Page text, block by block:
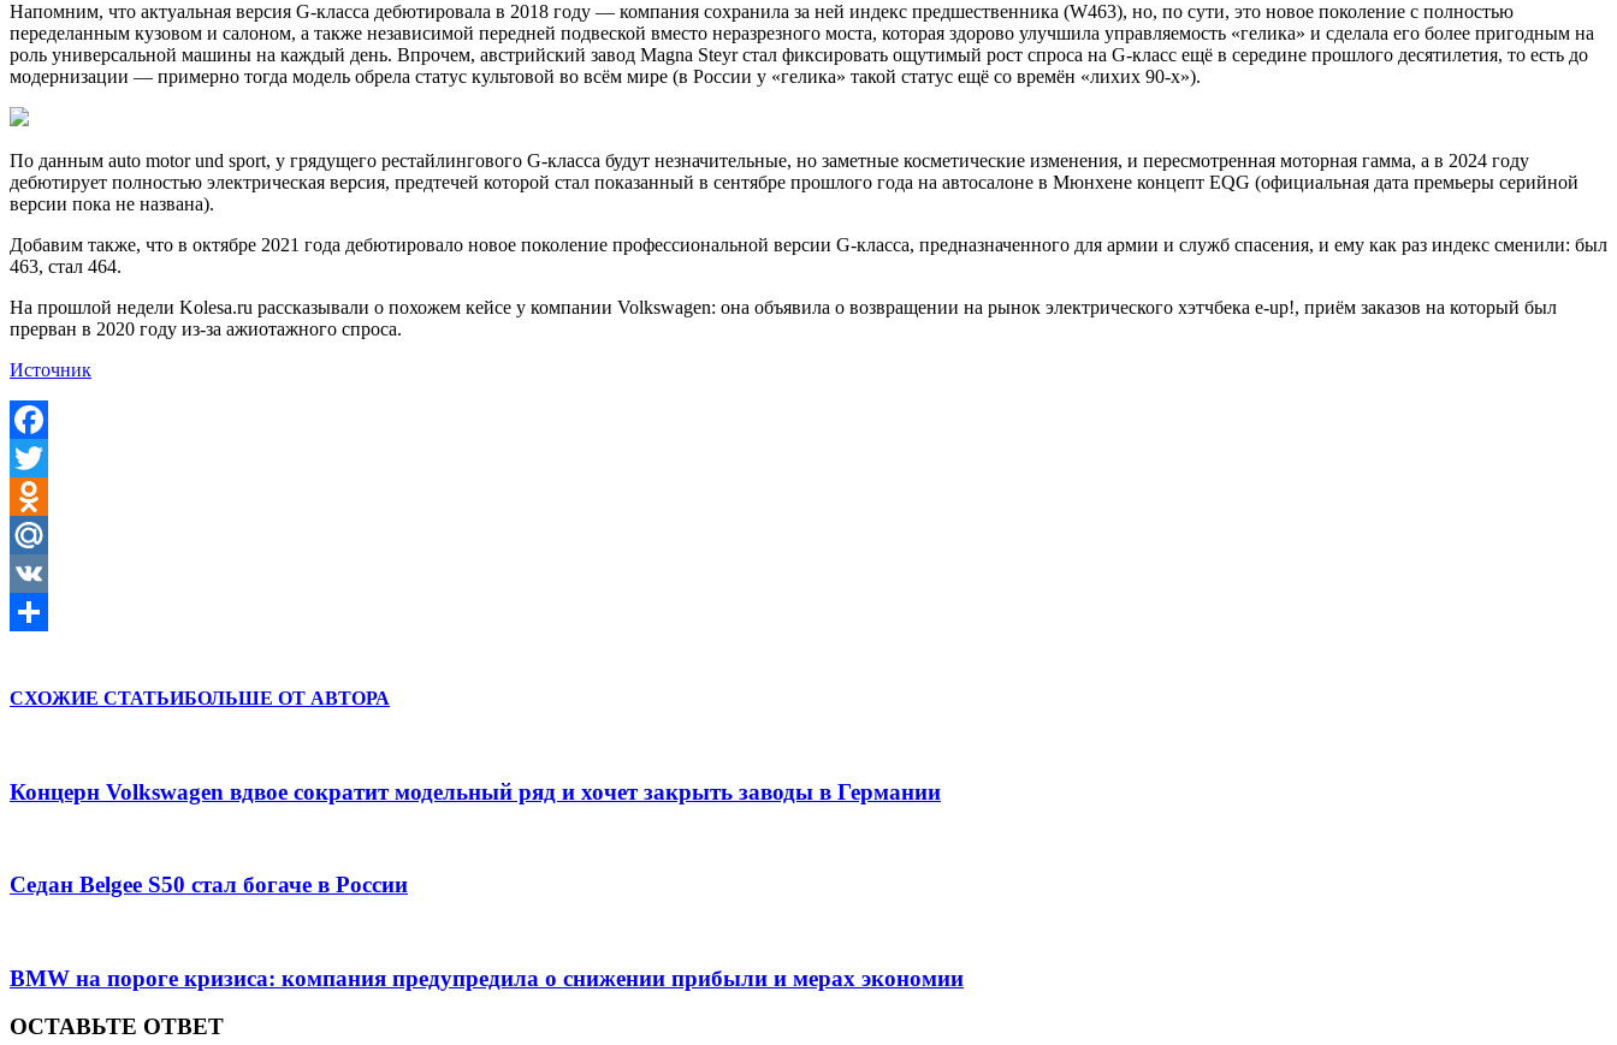
Напомним, что актуальная версия G-класса дебютировала в 2018 году — компания сохранила за ней индекс предшественника (W463), но, по сути, это новое поколение с полностью
переделанным кузовом и салоном, а также независимой передней подвеской вместо неразрезного моста, которая здорово улучшила управляемость «гелика» и сделала его более пригодным на
роль универсальной машины на каждый день. Впрочем, австрийский завод Magna Steyr стал фиксировать ощутимый рост спроса на G-класс ещё в середине прошлого десятилетия, то есть до
модернизации — примерно тогда модель обрела статус культовой во всём мире (в России у «гелика» такой статус ещё со времён «лихих 90-х»).
По данным auto motor und sport, у грядущего рестайлингового G-класса будут незначительные, но заметные косметические изменения, и пересмотренная моторная гамма, а в 2024 году
дебютирует полностью электрическая версия, предтечей которой стал показанный в сентябре прошлого года на автосалоне в Мюнхене концепт EQG (официальная дата премьеры серийной
версии пока не названа).
Добавим также, что в октябре 2021 года дебютировало новое поколение профессиональной версии G-класса, предназначенного для армии и служб спасения, и ему как раз индекс сменили: был
463, стал 464.
На прошлой недели Kolesa.ru рассказывали о похожем кейсе у компании Volkswagen: она объявила о возвращении на рынок электрического хэтчбека e-up!, приём заказов на который был
прерван в 2020 году из-за ажиотажного спроса.
Источник
Facebook
Twitter
Odnoklassniki
Mail.Ru
VK
СХОЖИЕ СТАТЬИБОЛЬШЕ ОТ АВТОРА
Концерн Volkswagen вдвое сократит модельный ряд и хочет закрыть заводы в Германии
Седан Belgee S50 стал богаче в России
BMW на пороге кризиса: компания предупредила о снижении прибыли и мерах экономии
ОСТАВЬТЕ ОТВЕТ